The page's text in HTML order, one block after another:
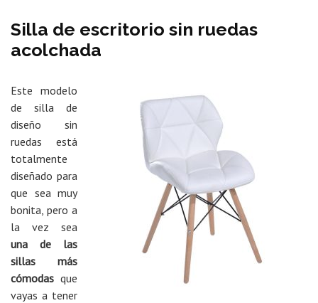
Silla de escritorio sin ruedas
acolchada
Este modelo
de silla de
diseño sin
ruedas está
totalmente
diseñado para
que sea muy
bonita, pero a
la vez sea
una de las
sillas más
cómodas que
vayas a tener